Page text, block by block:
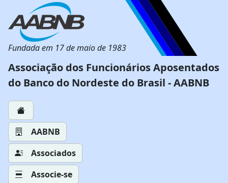
Fundada em 17 de maio de 1983
Associação dos Funcionários Aposentados
do Banco do Nordeste do Brasil - AABNB
AABNB
Associados
Associe-se